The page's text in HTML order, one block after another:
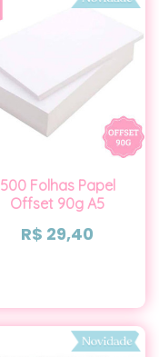
500 Folhas Papel
Offset 90g A5
R$ 29,40